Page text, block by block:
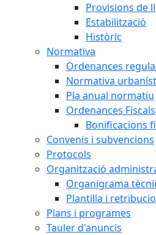
Provisions de
Estabilització
Històric
Normativa
Ordenances
Normativa
Pla anual normatiu
Ordenances Fiscals
Bonificacions
Convenis i subvencions
Protocols
Organització
Organigrama
Plantilla i
Plans i programes
Tauler d'anuncis